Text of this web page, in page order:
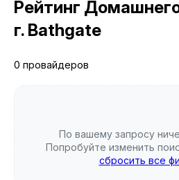
Рейтинг
г. Bathgate
0 провайдеров
По вашему запросу
Попробуйте изменить
сбросить все